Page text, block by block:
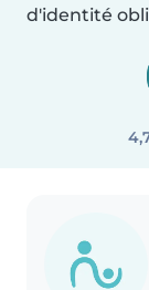
d'identité